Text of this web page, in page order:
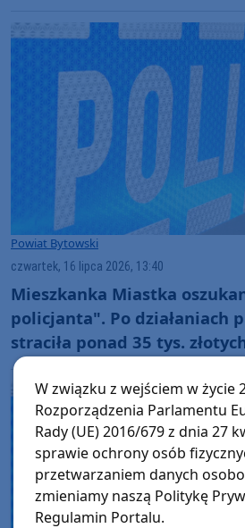
Powiat Bytowski
czwartek, 16 lipca 2026, 13:40
Mieszkanka Miastka
policjanta". Po działaniach
straciła ponad 35 tys.
W związku z wejściem w życie
Rozporządzenia Parlamentu
Rady (UE) 2016/679 z dnia 27
sprawie ochrony osób
przetwarzaniem danych
zmieniamy naszą Politykę
Regulamin Portalu.